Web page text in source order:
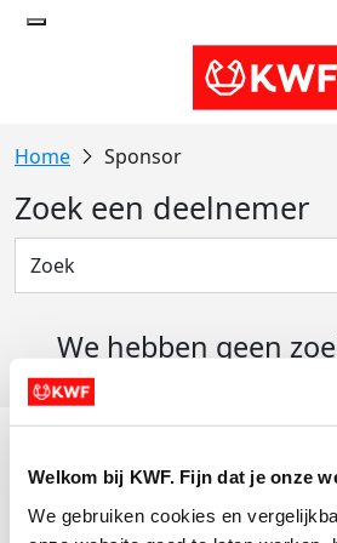
Welkom bij KWF. Fijn dat je onze
We gebruiken cookies en
Sponsor
Zoek een deelnemer
We hebben geen
Actiematerialen
Evenementen